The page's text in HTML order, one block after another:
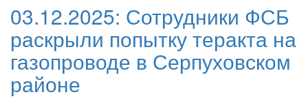
03.12.2025: Сотрудники ФСБ
раскрыли попытку теракта на
газопроводе в Серпуховском
районе